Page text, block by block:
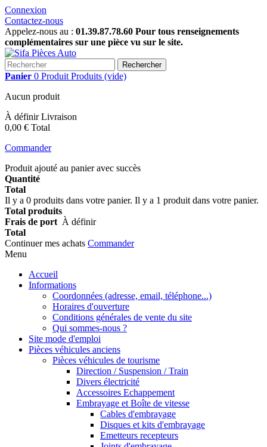
Connexion
Contactez-nous
Appelez-nous au : 01.39.87.78.60 Pour tous renseignements
complémentaires sur une pièce vu sur le site.
Rechercher
Panier 0 Produit Produits (vide)
Aucun produit
À définirLivraison
0,00 € Total
Commander
Produit ajouté au panier avec succès
Quantité
Total
Il y a 0 produits dans votre panier. Il y a 1 produit dans votre panier.
Total produits
Frais de port À définir
Total
Continuer mes achats Commander
Menu
Accueil
Informations
Coordonnées (adresse, email, téléphone...)
Horaires d'ouverture
Conditions générales de vente du site
Qui sommes-nous ?
Site mode d'emploi
Pièces véhicules anciens
Pièces véhicules de tourisme
Direction / Suspension / Train
Divers électricité
Accessoires Echappement
Embrayage et Boîte de vitesse
Cables d'embrayage
Disques et kits d'embrayage
Emetteurs recepteurs